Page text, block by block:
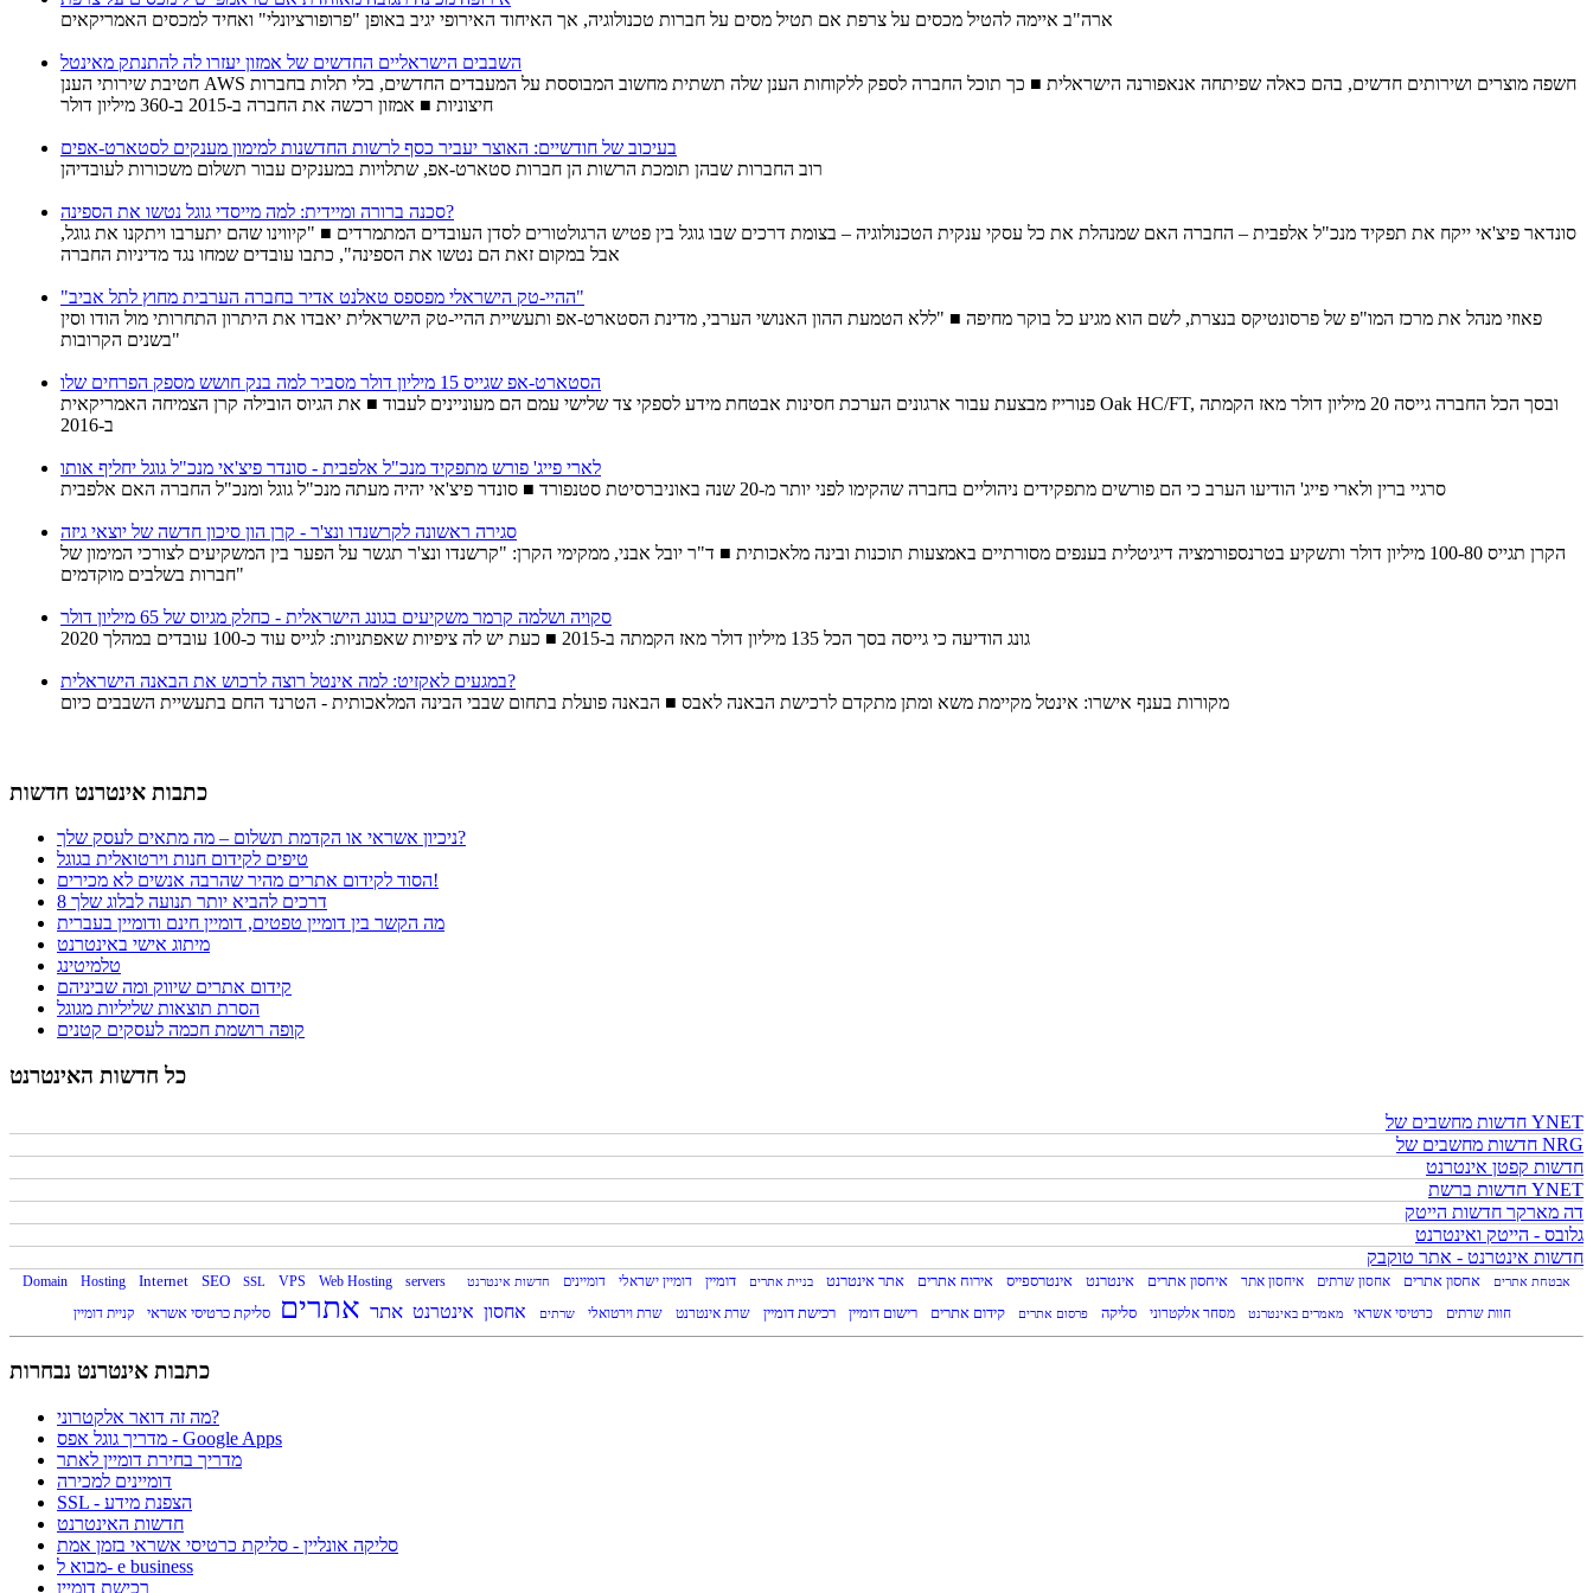
ארה"ב איימה להטיל מכסים על צרפת אם תטיל מסים על חברות טכנולוגיה, אך האיחוד האירופי יגיב באופן "פרופורציונלי" ואחיד למכסים האמריקאים
השבבים הישראליים החדשים של אמזון יעזרו לה להתנתק מאינטל
חטיבת שירותי הענן AWS חשפה מוצרים ושירותים חדשים, בהם כאלה שפיתחה אנאפורנה הישראלית ■ כך תוכל החברה לספק ללקוחות הענן שלה תשתית מחשוב המבוססת על המעבדים החדשים, בלי תלות בחברות
חיצוניות ■ אמזון רכשה את החברה ב-2015 ב-360 מיליון דולר
בעיכוב של חודשיים: האוצר יעביר כסף לרשות החדשנות למימון מענקים לסטארט-אפים
רוב החברות שבהן תומכת הרשות הן חברות סטארט-אפ, שתלויות במענקים עבור תשלום משכורות לעובדיהן
סכנה ברורה ומיידית: למה מייסדי גוגל נטשו את הספינה?
סונדאר פיצ'אי ייקח את תפקיד מנכ"ל אלפבית – החברה האם שמנהלת את כל עסקי ענקית הטכנולוגיה – בצומת דרכים שבו גוגל בין פטיש הרגולטורים לסדן העובדים המתמרדים ■ "קיווינו שהם יתערבו ויתקנו את גוגל,
אבל במקום זאת הם נטשו את הספינה", כתבו עובדים שמחו נגד מדיניות החברה
"ההיי-טק הישראלי מפספס טאלנט אדיר בחברה הערבית מחוץ לתל אביב"
פאוזי מנהל את מרכז המו"פ של פרסונטיקס בנצרת, לשם הוא מגיע כל בוקר מחיפה ■ "ללא הטמעת ההון האנושי הערבי, מדינת הסטארט-אפ ותעשיית ההיי-טק הישראלית יאבדו את היתרון התחרותי מול הודו וסין
בשנים הקרובות"
הסטארט-אפ שגייס 15 מיליון דולר מסביר למה בנק חושש מספק הפרחים שלו
פנורייז מבצעת עבור ארגונים הערכת חסינות אבטחת מידע לספקי צד שלישי עמם הם מעוניינים לעבוד ■ את הגיוס הובילה קרן הצמיחה האמריקאית Oak HC/FT, ובסך הכל החברה גייסה 20 מיליון דולר מאז הקמתה
ב-2016
לארי פייג' פורש מתפקיד מנכ"ל אלפבית - סונדר פיצ'אי מנכ"ל גוגל יחליף אותו
סרגיי ברין ולארי פייג' הודיעו הערב כי הם פורשים מתפקידים ניהוליים בחברה שהקימו לפני יותר מ-20 שנה באוניברסיטת סטנפורד ■ סונדר פיצ'אי יהיה מעתה מנכ"ל גוגל ומנכ"ל החברה האם אלפבית
סגירה ראשונה לקרשנדו ונצ'ר - קרן הון סיכון חדשה של יוצאי גיזה
הקרן תגייס 100-80 מיליון דולר ותשקיע בטרנספורמציה דיגיטלית בענפים מסורתיים באמצעות תוכנות ובינה מלאכותית ■ ד"ר יובל אבני, ממקימי הקרן: "קרשנדו ונצ'ר תגשר על הפער בין המשקיעים לצורכי המימון של
חברות בשלבים מוקדמים"
סקויה ושלמה קרמר משקיעים בגונג הישראלית - כחלק מגיוס של 65 מיליון דולר
גונג הודיעה כי גייסה בסך הכל 135 מיליון דולר מאז הקמתה ב-2015 ■ כעת יש לה ציפיות שאפתניות: לגייס עוד כ-100 עובדים במהלך 2020
במגעים לאקזיט: למה אינטל רוצה לרכוש את הבאנה הישראלית?
מקורות בענף אישרו: אינטל מקיימת משא ומתן מתקדם לרכישת הבאנה לאבס ■ הבאנה פועלת בתחום שבבי הבינה המלאכותית - הטרנד החם בתעשיית השבבים כיום
כתבות אינטרנט חדשות
ניכיון אשראי או הקדמת תשלום – מה מתאים לעסק שלך?
טיפים לקידום חנות וירטואלית בגוגל
הסוד לקידום אתרים מהיר שהרבה אנשים לא מכירים!
8 דרכים להביא יותר תנועה לבלוג שלך
מה הקשר בין דומיין טפטים, דומיין חינם ודומיין בעברית
מיתוג אישי באינטרנט
טלמיטינג
קידום אתרים שיווק ומה שביניהם
הסרת תוצאות שליליות מגוגל
קופה רושמת חכמה לעסקים קטנים
כל חדשות האינטרנט
חדשות מחשבים של YNET
חדשות מחשבים של NRG
חדשות קפטן אינטרנט
חדשות ברשת YNET
דה מארקר חדשות הייטק
גלובס - הייטק ואינטרנט
חדשות אינטרנט - אתר טוקבק
Domain Hosting Internet SEO SSL VPS Web Hosting servers אבטחת אתרים אחסון אתרים אחסון שרתים איחסון אתר איחסון אתרים אינטרנט אינטרספייס אירוח אתרים אתר אינטרנט בניית אתרים דומיין דומיין ישראלי דומיינים חדשות אינטרנט
חוות שרתים כרטיסי אשראי מאמרים באינטרנט מסחר אלקטרוני סליקה פרסום אתרים קידום אתרים רישום דומיין רכישת דומיין שרת אינטרנט שרת וירטואלי שרתים אחסון אינטרנט אתר אתרים סליקת כרטיסי אשראי
כתבות אינטרנט נבחרות
מה זה דואר אלקטרוני?
מדריך גוגל אפס - Google Apps
מדריך בחירת דומיין לאתר
דומיינים למכירה
SSL - הצפנת מידע
חדשות האינטרנט
סליקה אונליין - סליקת כרטיסי אשראי בזמן אמת
מבוא ל- e business
רכישת דומיין